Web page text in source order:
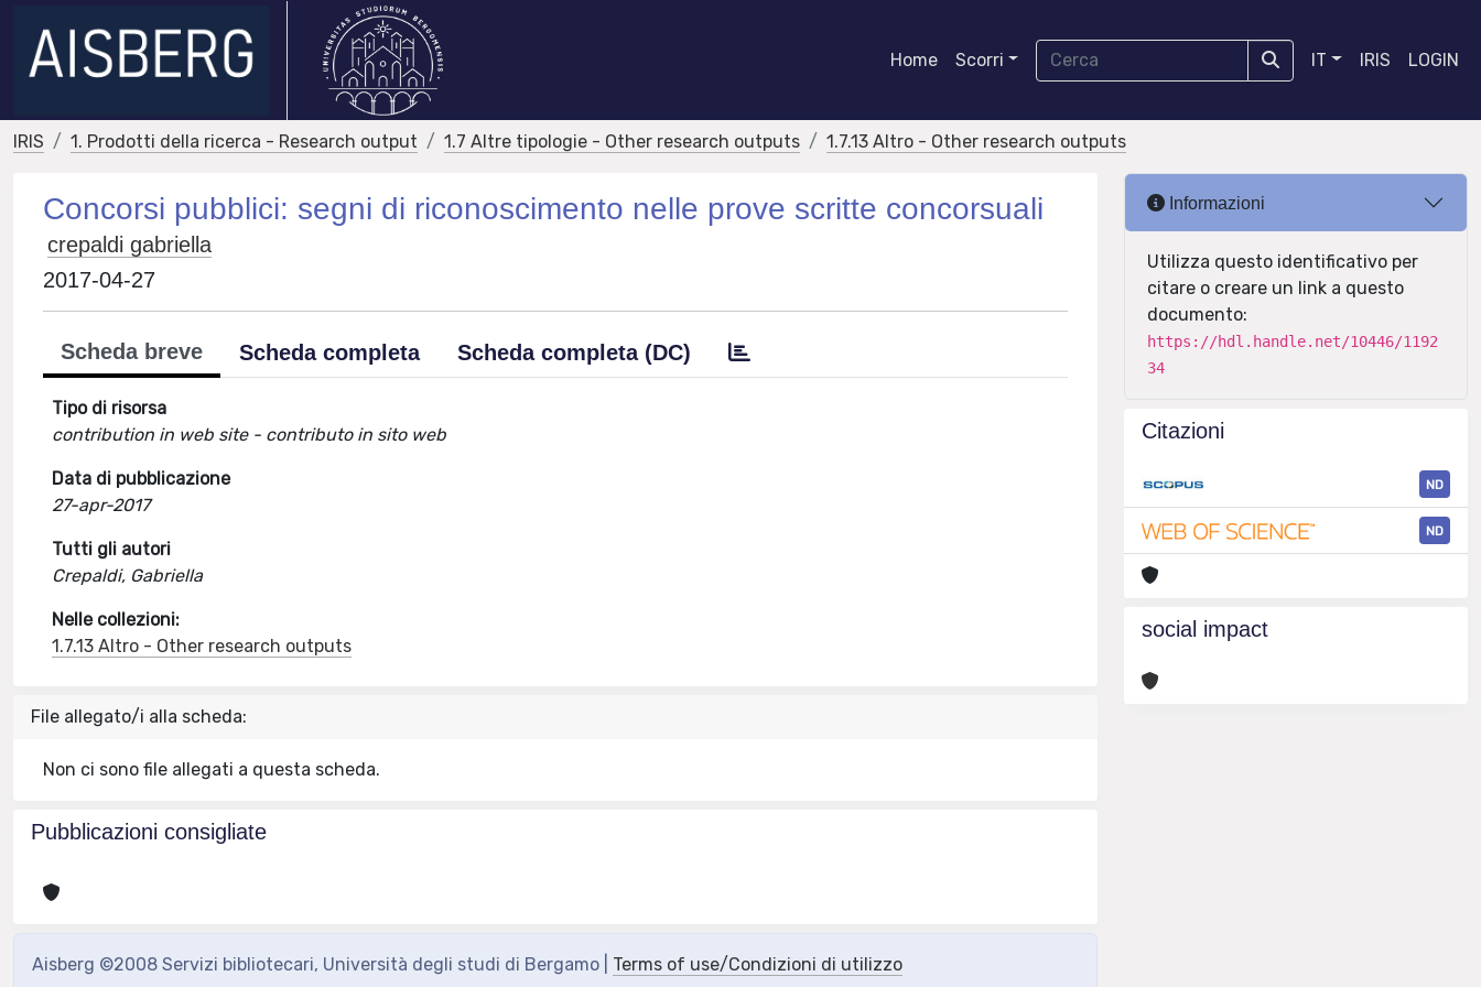
Home Scorri IT IRIS LOGIN
IRIS 1. Prodotti della ricerca - Research output 1.7 Altre tipologie - Other research outputs 1.7.13 Altro - Other research outputs
Concorsi pubblici: segni di riconoscimento nelle prove scritte concorsuali
crepaldi gabriella
2017-04-27
Scheda breve Scheda completa Scheda completa (DC)
Tipo di risorsa
contribution in web site - contributo in sito web
Data di pubblicazione
27-apr-2017
Tutti gli autori
Crepaldi, Gabriella
Nelle collezioni:
1.7.13 Altro - Other research outputs
File allegato/i alla scheda:
Non ci sono file allegati a questa scheda.
Pubblicazioni consigliate
Aisberg ©2008 Servizi bibliotecari, Università degli studi di Bergamo | Terms of use/Condizioni di utilizzo
Informazioni
Utilizza questo identificativo per
citare o creare un link a questo
documento:
https://hdl.handle.net/10446/1192
34
Citazioni
ND
ND
social impact